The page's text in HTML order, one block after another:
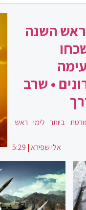
ראש השנה
• שרב
ביותר לימי ראש
אלי שפירא|
5:29